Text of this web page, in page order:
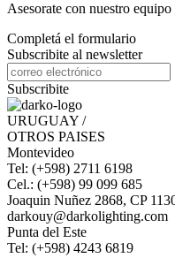
Asesorate con nuestro
Completá el formulario
Subscribite al newsletter
Subscribite
URUGUAY /
OTROS PAISES
Montevideo
Tel: (+598) 2711 6198
Cel.: (+598) 99 099 685
Joaquin Nuñez 2868, CP
darkouy@darkolighting.com
Punta del Este
Tel: (+598) 4243 6819